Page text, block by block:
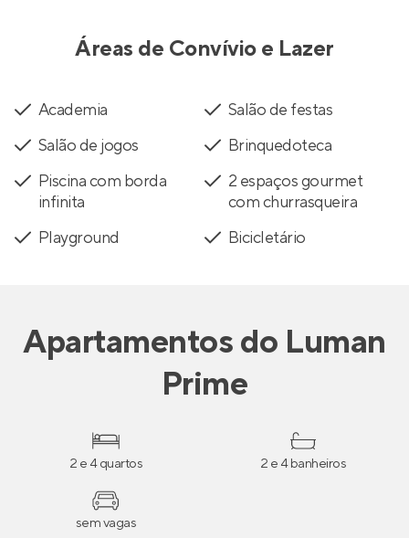
Áreas de Convívio e Lazer
Academia
Salão de festas
Salão de jogos
Brinquedoteca
Piscina com borda
infinita
2 espaços gourmet
com churrasqueira
Playground
Bicicletário
Apartamentosdo Luman
Prime
2 e 4 quartos 2 e 4 banheiros
sem vagas